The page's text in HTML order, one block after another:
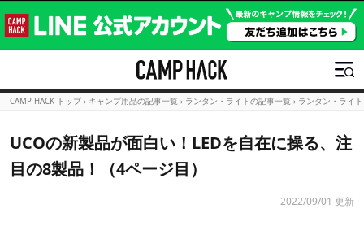
CAMP HACK トップ › キャンプ用品の記事一覧 › ランタン・ライトの記事一覧 › ランタン・ライト
UCOの新製品が面白い！LEDを自在に操る、注
目の8製品！（4ページ目）
2022/09/01 更新